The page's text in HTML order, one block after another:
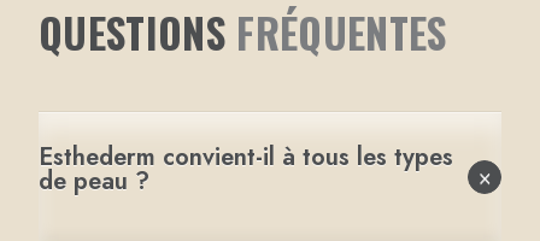
QUESTIONS FRÉQUENTES
Esthederm convient-il à tous les types
de peau ? ×